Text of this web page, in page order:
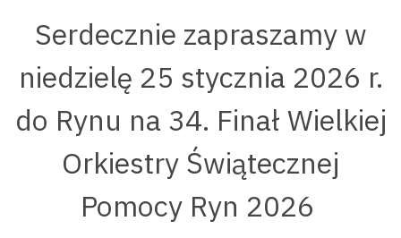
Serdecznie zapraszamy w
niedzielę 25 stycznia 2026 r.
do Rynu na 34. Finał Wielkiej
Orkiestry Świątecznej
Pomocy Ryn 2026